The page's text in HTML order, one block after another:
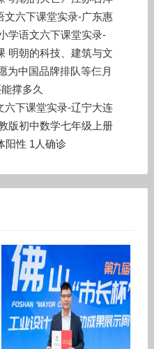
文六下课堂实录-广东惠
学语文六下课堂实录-
明朝的科技、建筑与文
为中国品牌排队等仨月
撑多久
六下课堂实录-辽宁大连
版初中数学七年级上册
阳性 1人确诊